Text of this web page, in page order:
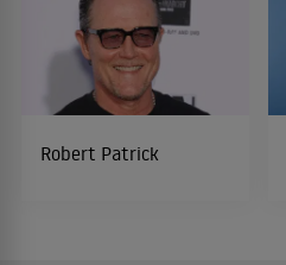
Robert Patrick